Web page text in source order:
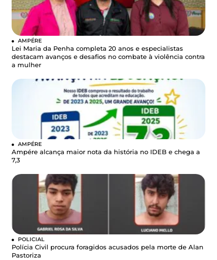
AMPÉRE
Lei Maria da Penha completa 20 anos e especialistas
destacam avanços e desafios no combate à violência contra
a mulher
AMPÉRE
Ampére alcança maior nota da história no IDEB e chega a
7,3
POLICIAL
Polícia Civil procura foragidos acusados pela morte de Alan
Pastoriza